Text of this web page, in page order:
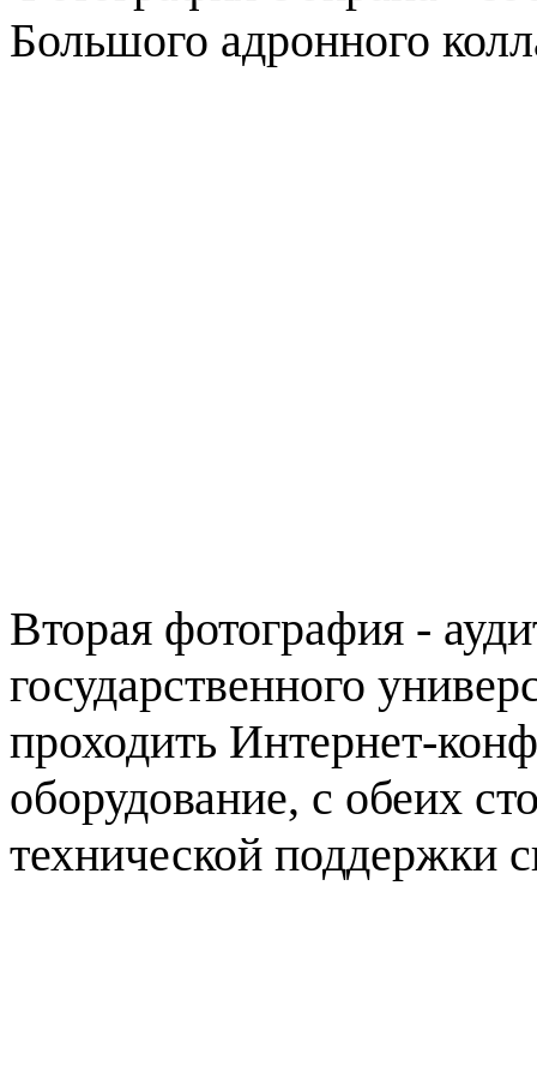
Большого адронного
Вторая фотография -
государственного
проходить Интернет-
оборудование, с обеих
технической поддержки